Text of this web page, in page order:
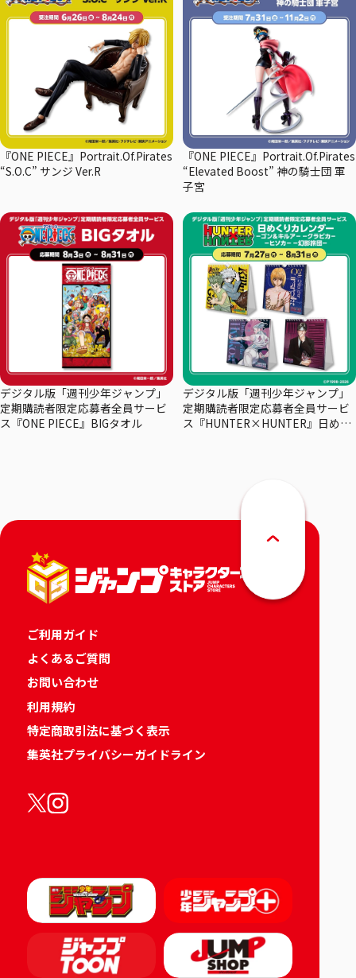
『ONE PIECE』Portrait.Of.Pirates
“S.O.C” サンジ Ver.R
『ONE PIECE』Portrait.Of.Pirates
“Elevated Boost” 神の騎士団 軍
子宮
デジタル版「週刊少年ジャンプ」
定期購読者限定応募者全員サービ
ス『ONE PIECE』BIGタオル
デジタル版「週刊少年ジャンプ」
定期購読者限定応募者全員サービ
ス『HUNTER×HUNTER』日めく
ご利用ガイド
よくあるご質問
お問い合わせ
利用規約
特定商取引法に基づく表示
集英社プライバシーガイドライン